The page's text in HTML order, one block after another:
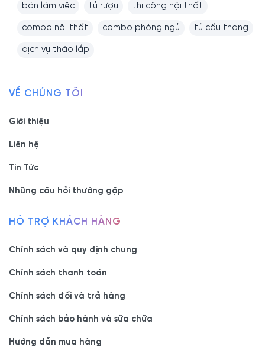
bàn làm việc tủ rượu thi công nội thất
combo nội thất combo phòng ngủ tủ cầu thang
dịch vụ tháo lắp
VỀ CHÚNG TÔI
Giới thiệu
Liên hệ
Tin Tức
Những câu hỏi thường gặp
HỖ TRỢ KHÁCH HÀNG
Chính sách và quy định chung
Chính sách thanh toán
Chính sách đổi và trả hàng
Chính sách bảo hành và sữa chữa
Hướng dẫn mua hàng